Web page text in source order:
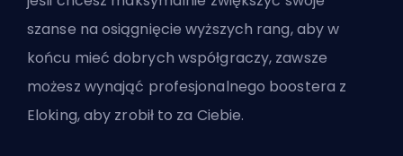
szanse na osiągnięcie wyższych rang, aby w
końcu mieć dobrych współgraczy, zawsze
możesz wynająć profesjonalnego boostera z
Eloking, aby zrobił to za Ciebie.